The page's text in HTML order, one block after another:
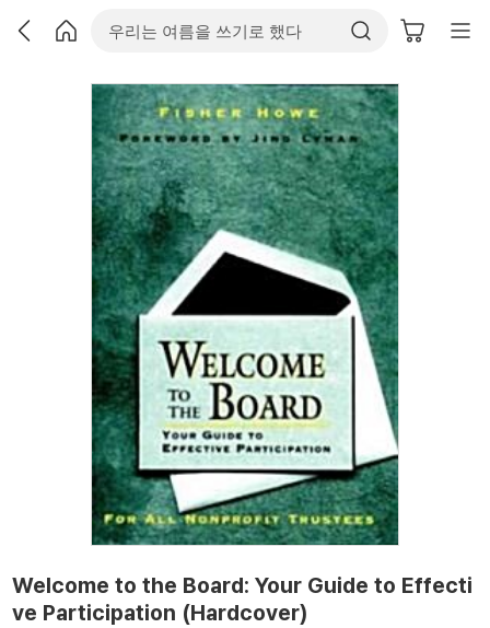
Welcome to the Board: Your Guide to Effecti
ve Participation (Hardcover)